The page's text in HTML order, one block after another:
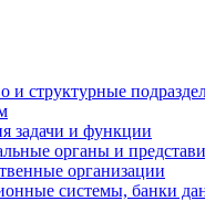
и структурные
задачи и функции
органы и
организации
системы, банки